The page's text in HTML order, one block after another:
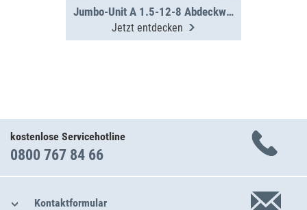
Jumbo-Unit A 1.5-12-8 Abdeckwanne
Jetzt entdecken
kostenlose Servicehotline
0800 767 84 66
Kontaktformular